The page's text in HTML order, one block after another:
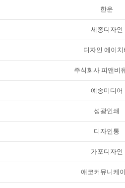
한운
세종디자인
디자인 에이치
주식회사 피앤비
예송미디어
성광인쇄
디자인통
가포디자인
애코커뮤니케